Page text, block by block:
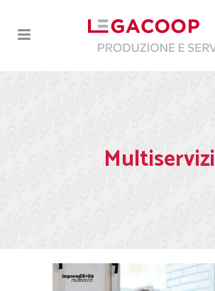
Multiservizi